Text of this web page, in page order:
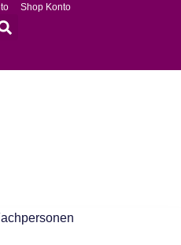
Shop Konto